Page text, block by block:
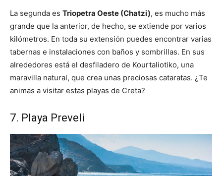
La segunda es Triopetra Oeste (Chatzi), es mucho más
grande que la anterior, de hecho, se extiende por varios
kilómetros. En toda su extensión puedes encontrar varias
tabernas e instalaciones con baños y sombrillas. En sus
alrededores está el desfiladero de Kourtaliotiko, una
maravilla natural, que crea unas preciosas cataratas. ¿Te
animas a visitar estas playas de Creta?
7. Playa Preveli